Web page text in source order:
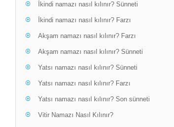
İkindi namazı nasıl kılınır? Sünneti
İkindi namazı nasıl kılınır? Farzı
Akşam namazı nasıl kılınır? Farzı
Akşam namazı nasıl kılınır? Sünneti
Yatsı namazı nasıl kılınır? Sünneti
Yatsı namazı nasıl kılınır? Farzı
Yatsı namazı nasıl kılınır? Son sünneti
Vitir Namazı Nasıl Kılınır?